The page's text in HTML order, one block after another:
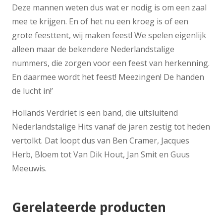
Deze mannen weten dus wat er nodig is om een zaal
mee te krijgen. En of het nu een kroeg is of een
grote feesttent, wij maken feest! We spelen eigenlijk
alleen maar de bekendere Nederlandstalige
nummers, die zorgen voor een feest van herkenning.
En daarmee wordt het feest! Meezingen! De handen
de lucht in!’
Hollands Verdriet is een band, die uitsluitend
Nederlandstalige Hits vanaf de jaren zestig tot heden
vertolkt. Dat loopt dus van Ben Cramer, Jacques
Herb, Bloem tot Van Dik Hout, Jan Smit en Guus
Meeuwis.
Gerelateerde producten